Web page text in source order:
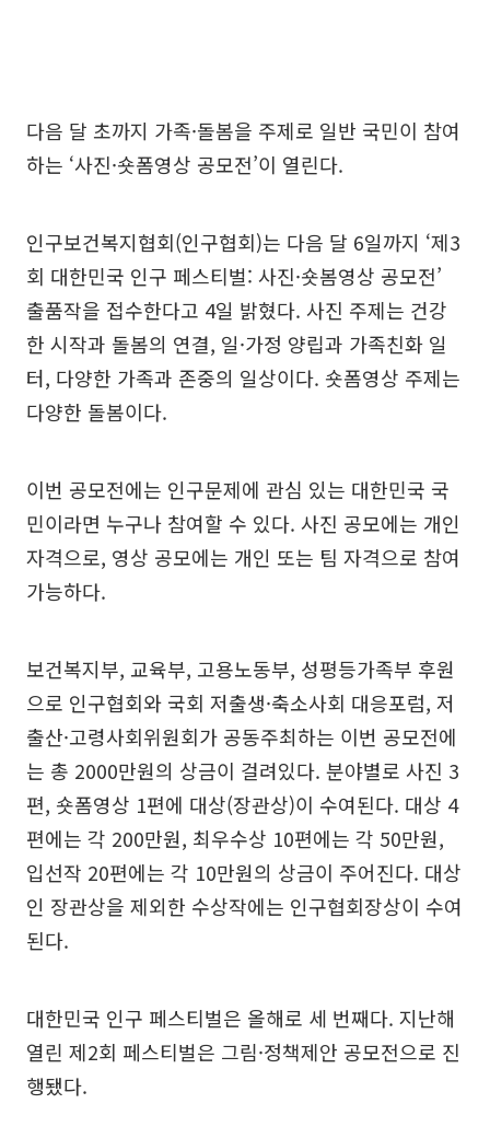
다음 달 초까지 가족·돌봄을 주제로 일반 국민이 참여
하는 ‘사진·숏폼영상 공모전’이 열린다.
인구보건복지협회(인구협회)는 다음 달 6일까지 ‘제3
회 대한민국 인구 페스티벌: 사진·숏봄영상 공모전’
출품작을 접수한다고 4일 밝혔다. 사진 주제는 건강
한 시작과 돌봄의 연결, 일·가정 양립과 가족친화 일
터, 다양한 가족과 존중의 일상이다. 숏폼영상 주제는
다양한 돌봄이다.
이번 공모전에는 인구문제에 관심 있는 대한민국 국
민이라면 누구나 참여할 수 있다. 사진 공모에는 개인
자격으로, 영상 공모에는 개인 또는 팀 자격으로 참여
가능하다.
보건복지부, 교육부, 고용노동부, 성평등가족부 후원
으로 인구협회와 국회 저출생·축소사회 대응포럼, 저
출산·고령사회위원회가 공동주최하는 이번 공모전에
는 총 2000만원의 상금이 걸려있다. 분야별로 사진 3
편, 숏폼영상 1편에 대상(장관상)이 수여된다. 대상 4
편에는 각 200만원, 최우수상 10편에는 각 50만원,
입선작 20편에는 각 10만원의 상금이 주어진다. 대상
인 장관상을 제외한 수상작에는 인구협회장상이 수여
된다.
대한민국 인구 페스티벌은 올해로 세 번째다. 지난해
열린 제2회 페스티벌은 그림·정책제안 공모전으로 진
행됐다.